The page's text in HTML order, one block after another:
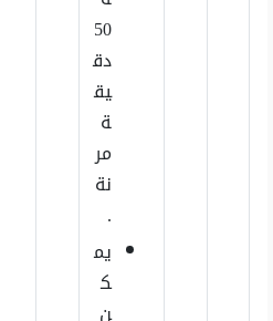
50
دق
يق
ة
مر
نة
.
يم
ك
ن